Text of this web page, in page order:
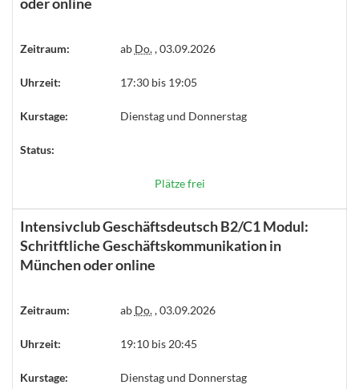
Zeitraum: ab Do., 03.09.2026
Uhrzeit: 17:30 bis 19:05
Kurstage: Dienstag und Donnerstag
Status:
Plätze frei
Intensivclub Geschäftsdeutsch B2/C1 Modul:
Schritftliche Geschäftskommunikation in
München oder online
Zeitraum: ab Do., 03.09.2026
Uhrzeit: 19:10 bis 20:45
Kurstage: Dienstag und Donnerstag